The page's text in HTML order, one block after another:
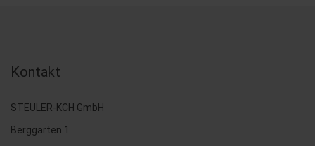
Kontakt
STEULER-KCH GmbH
Berggarten 1